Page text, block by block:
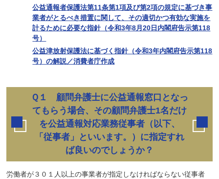
公益通報者保護法第11条第1項及び第2項の規定に基づき事
業者がとるべき措置に関して、その適切かつ有効な実施を
計るために必要な指針（令和3年8月20日内閣府告示第118
号）
公益津放射保護法に基づく指針（令和3年内閣府告示第118
号）の解説／消費者庁作成
Ｑ１ 顧問弁護士に公益通報窓口となっ
てもらう場合、その顧問弁護士1名だけ
を公益通報対応業務従事者（以下、
「従事者」といいます。）に指定すれ
ば良いのでしょうか？
労働者が３０１人以上の事業者が指定しなければならない従事者